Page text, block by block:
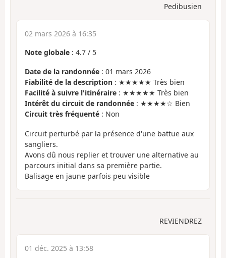
Pedibusien
02 mars 2026 à 16:35
Note globale : 4.7 / 5
Date de la randonnée : 01 mars 2026
Fiabilité de la description : ★★★★★ Très bien
Facilité à suivre l'itinéraire : ★★★★★ Très bien
Intérêt du circuit de randonnée : ★★★★☆ Bien
Circuit très fréquenté : Non
Circuit perturbé par la présence d'une battue aux
sangliers.
Avons dû nous replier et trouver une alternative au
parcours initial dans sa première partie.
Balisage en jaune parfois peu visible
REVIENDREZ
01 déc. 2025 à 13:58